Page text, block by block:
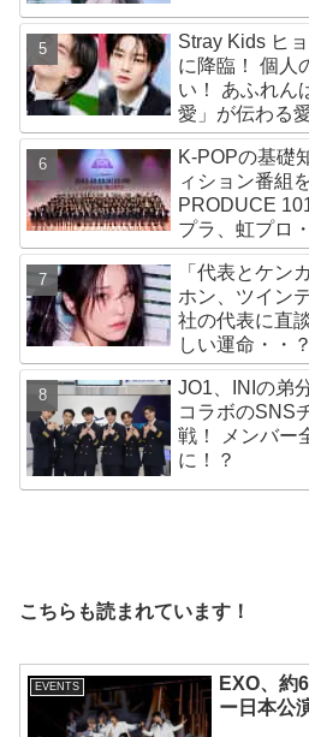
Stray Kids ヒ
に降臨！ 個人
い！ あふれん
愛」が伝わる
K-POPの基礎
ィション番組
PRODUCE
プラ、虹プロ
Kep1er、
グループが続
INI、ME:Iを生
介
「代表とケン
ホン、ツイン
社の代表に直
しい運命・・
に爆笑
JO1、INIの弟
コラボのSNS
戦！ メンバー
に！？
こちらも読まれています！
EVENTS
EXO、約
ー日本公